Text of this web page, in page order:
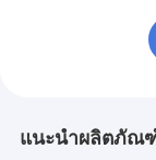
แนะนำผลิตภัณ